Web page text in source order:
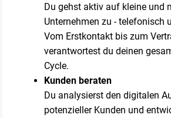
Du gehst aktiv auf kleine und
Unternehmen zu - telefonisch
Vom Erstkontakt bis zum
verantwortest du deinen
Cycle.
Kunden beraten
Du analysierst den digitalen
potenzieller Kunden und